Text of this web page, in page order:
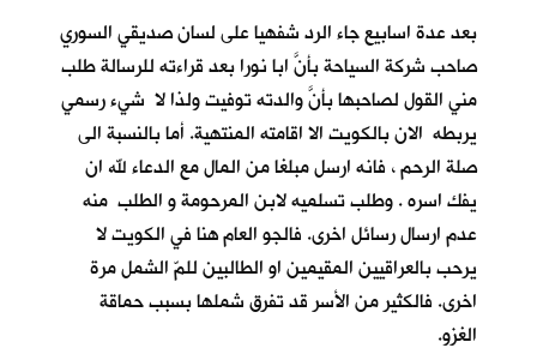
بعد عدة اسابيع جاء الرد شفهيا على لسان صديقي السوري
صاحب شركة السياحة بأنَّ ابا نورا بعد قراءته للرسالة طلب
مني القول لصاحبها بأنَّ والدته توفيت ولذا لا شيء رسمي
يربطه الان بالكويت الا اقامته المنتهية. أما بالنسبة الى
صلة الرحم ، فانه ارسل مبلغا من المال مع الدعاء لله ان
يفك اسره . وطلب تسلميه لابن المرحومة و الطلب منه
عدم ارسال رسائل اخرى. فالجو العام هنا في الكويت لا
يرحب بالعراقيين المقيمين او الطالبين للمّ الشمل مرة
اخرى. فالكثير من الأسر قد تفرق شملها بسبب حماقة
الغزو.